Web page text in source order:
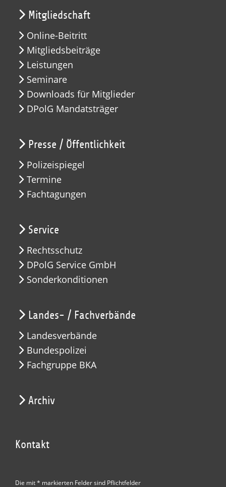
Mitgliedschaft
Online-Beitritt
Mitgliedsbeiträge
Leistungen
Seminare
Downloads für Mitglieder
DPolG Mandatsträger
Presse / Öffentlichkeit
Polizeispiegel
Termine
Fachtagungen
Service
Rechtsschutz
DPolG Service GmbH
Sonderkonditionen
Landes- / Fachverbände
Landesverbände
Bundespolizei
Fachgruppe BKA
Archiv
Kontakt
Die mit * markierten Felder sind Pflichtfelder